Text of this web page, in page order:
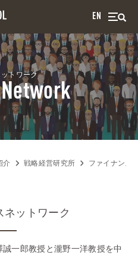
EN
トワーク
介 戦略経営研究所 ファイナンス
ネットワーク
一郎教授と瀧野一洋教授を中